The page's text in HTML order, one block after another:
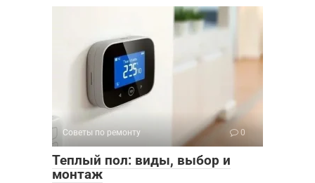
Советы по ремонту 0
Теплый пол: виды, выбор и
монтаж